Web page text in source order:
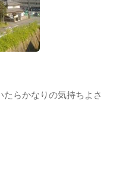
らかなりの気持ちよさ